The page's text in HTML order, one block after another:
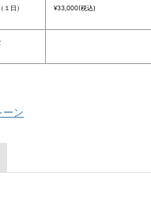
１日） ¥33,000(税込)
ーン